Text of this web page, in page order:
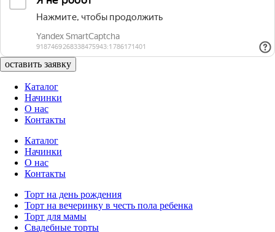
оставить заявку
Каталог
Начинки
О нас
Контакты
Каталог
Начинки
О нас
Контакты
Торт на день рождения
Торт на вечеринку в честь пола ребенка
Торт для мамы
Свадебные торты